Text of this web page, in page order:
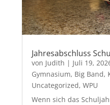
Jahresabschluss
von Judith | Juli 19,
Gymnasium, Big Band,
Uncategorized, WPU
Wenn sich das